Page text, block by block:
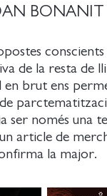
BONANIT
de la resta de
brut ens
de
ser només una
article de
la major.